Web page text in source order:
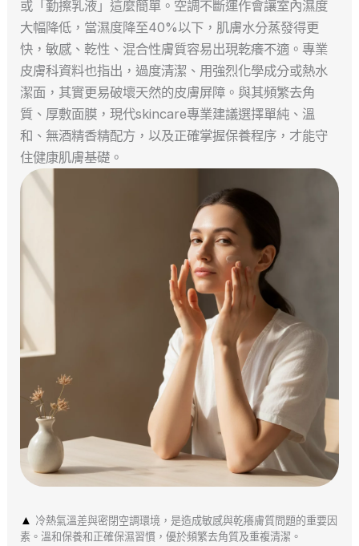
或「勤擦乳液」這麼簡單。空調不斷運作會讓室內濕度
大幅降低，當濕度降至40%以下，肌膚水分蒸發得更
快，敏感、乾性、混合性膚質容易出現乾癢不適。專業
皮膚科資料也指出，過度清潔、用強烈化學成分或熱水
潔面，其實更易破壞天然的皮膚屏障。與其頻繁去角
質、厚敷面膜，現代skincare專業建議選擇單純、溫
和、無酒精香精配方，以及正確掌握保養程序，才能守
住健康肌膚基礎。
▲ 冷熱氣溫差與密閉空調環境，是造成敏感與乾癢膚質問題的重要因
素。溫和保養和正確保濕習慣，優於頻繁去角質及重複清潔。